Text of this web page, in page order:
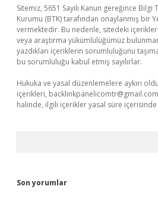
Sitemiz, 5651 Sayılı Kanun gereğince
Kurumu (BTK) tarafından onaylanmış bir
vermektedir. Bu nedenle, sitedeki
veya araştırma yükümlülüğümüz
yazdıkları içeriklerin sorumluluğunu
bu sorumluluğu kabul etmiş sayılırlar.
Hukuka ve yasal düzenlemelere aykırı
içerikleri, backlinkpanelicomtr@gmail.com
halinde, ilgili içerikler yasal süre içerisinde
Son yorumlar